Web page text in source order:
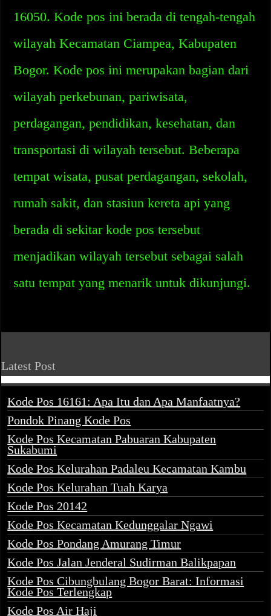
16050. Kode pos ini berada di tengah-tengah
wilayah Kecamatan Ciampea, Kabupaten
Bogor. Kode pos ini merupakan bagian dari
wilayah perkebunan, pariwisata,
perdagangan, pendidikan, kesehatan, dan
transportasi di wilayah tersebut. Beberapa
tempat wisata, pusat perdagangan, sekolah,
rumah sakit, dan stasiun kereta api yang
berada di sekitar kode pos tersebut
menjadikan wilayah tersebut sebagai salah
satu tempat yang menarik untuk dikunjungi.
Latest Post
Kode Pos 16161: Apa Itu dan Apa Manfaatnya?
Pondok Pinang Kode Pos
Kode Pos Kecamatan Pabuaran Kabupaten
Sukabumi
Kode Pos Kelurahan Padaleu Kecamatan Kambu
Kode Pos Kelurahan Tuah Karya
Kode Pos 20142
Kode Pos Kecamatan Kedunggalar Ngawi
Kode Pos Pondang Amurang Timur
Kode Pos Jalan Jenderal Sudirman Balikpapan
Kode Pos Cibungbulang Bogor Barat: Informasi
Kode Pos Terlengkap
Kode Pos Air Haji